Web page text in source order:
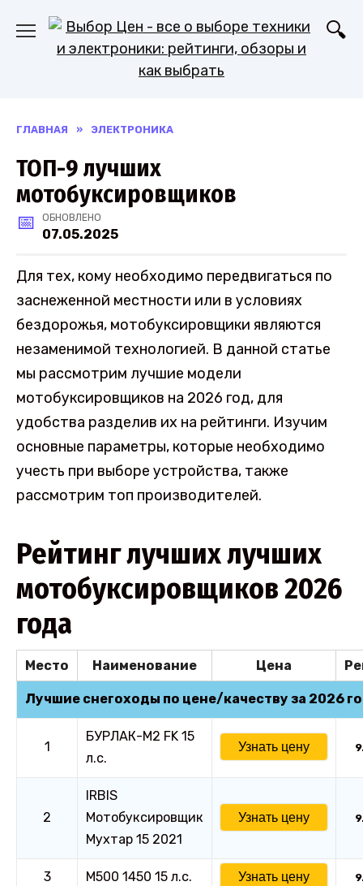
содержанию
ГЛАВНАЯ » ЭЛЕКТРОНИКА
ТОП-9 лучших
мотобуксировщиков
ОБНОВЛЕНО
07.05.2025
Для тех, кому необходимо передвигаться по
заснеженной местности или в условиях
бездорожья, мотобуксировщики являются
незаменимой технологией. В данной статье
мы рассмотрим лучшие модели
мотобуксировщиков на 2026 год, для
удобства разделив их на рейтинги. Изучим
основные параметры, которые необходимо
учесть при выборе устройства, также
рассмотрим топ производителей.
Рейтинг лучших лучших
мотобуксировщиков 2026
года
Место Наименование Цена
Лучшие снегоходы по цене/качеству за 2026
1
БУРЛАК-М2 FK 15
л.с.
Узнать цену
2
IRBIS
Мотобуксировщик
Мухтар 15 2021
Узнать цену
3 М500 1450 15 л.с. Узнать цену